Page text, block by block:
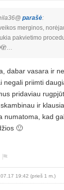
parašė:
merginos,
pakvietimo
dabar vasara ir
negali priimti
pridaviau
ir
numatoma, kad
🙂
19:42 (prieš 1 m.)